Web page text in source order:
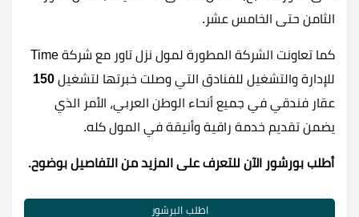
الثامن حتى الخامس عشر.
كما تعاونت الشركة المطورة لمول نزل تاور مع شركة Time
للإدارة والتشغيل للفنادق التي وصلت خبرتها لتشغيل 150
عقار فندقي في جميع أنحاء الوطن العربي، الأمر الذي
يضمن تقديم خدمة راقية وأنيقة في المول كله.
أطلب بورشور الآن للتعرف على المزيد من التفاصيل بوضوح.
اطلب البرشور